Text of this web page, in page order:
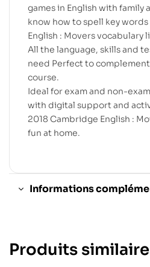
games in English with family
know how to spell key
English : Movers vocabulary
All the language, skills and
need Perfect to
course.
Ideal for exam and non-
with digital support and
2018 Cambridge English :
fun at home.
Informations
Produits